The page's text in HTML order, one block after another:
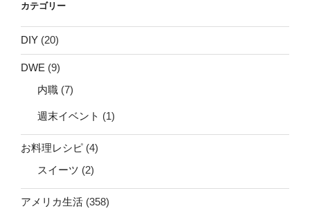
カテゴリー
DIY (20)
DWE (9)
内職 (7)
週末イベント (1)
お料理レシピ (4)
スイーツ (2)
アメリカ生活 (358)